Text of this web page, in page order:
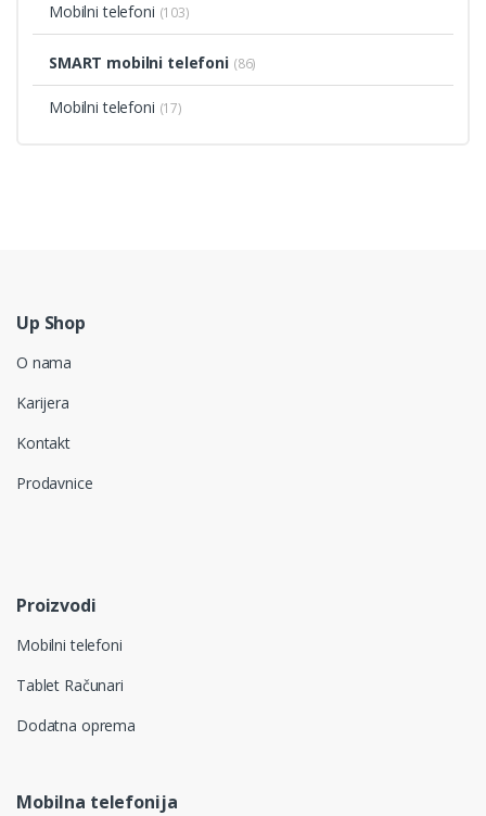
Mobilni telefoni (103)
SMART mobilni telefoni (86)
Mobilni telefoni (17)
Up Shop
O nama
Karijera
Kontakt
Prodavnice
Proizvodi
Mobilni telefoni
Tablet Računari
Dodatna oprema
Mobilna telefonija